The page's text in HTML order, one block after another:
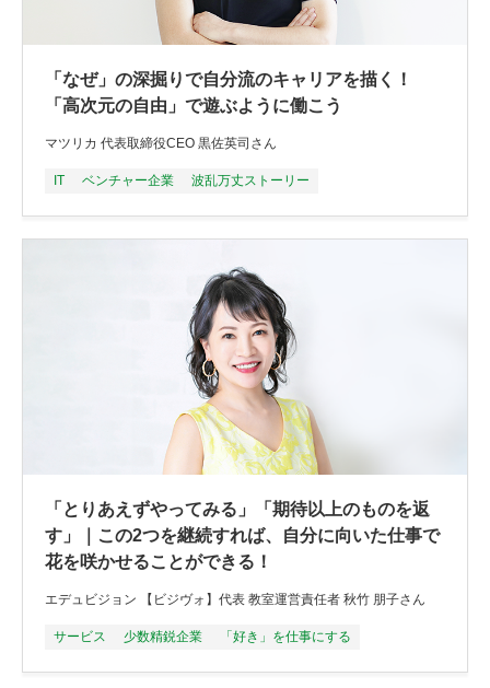
「なぜ」の深掘りで自分流のキャリアを描く！
「高次元の自由」で遊ぶように働こう
マツリカ 代表取締役CEO 黒佐英司さん
IT ベンチャー企業 波乱万丈ストーリー
「とりあえずやってみる」「期待以上のものを返
す」｜この2つを継続すれば、自分に向いた仕事で
花を咲かせることができる！
エデュビジョン 【ビジヴォ】代表 教室運営責任者 秋竹 朋子さん
サービス 少数精鋭企業 「好き」を仕事にする